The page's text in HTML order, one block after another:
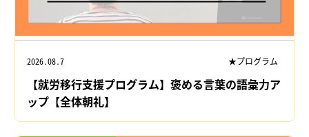
2026.08.7 ★プログラム
【就労移行支援プログラム】褒める言葉の語彙力ア
ップ【全体朝礼】